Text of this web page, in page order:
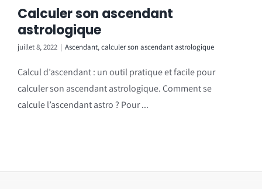
Calculer son ascendant
astrologique
juillet 8, 2022 | Ascendant,calculer son ascendant astrologique
Calcul d’ascendant : un outil pratique et facile pour
calculer son ascendant astrologique. Comment se
calcule l’ascendant astro ? Pour ...